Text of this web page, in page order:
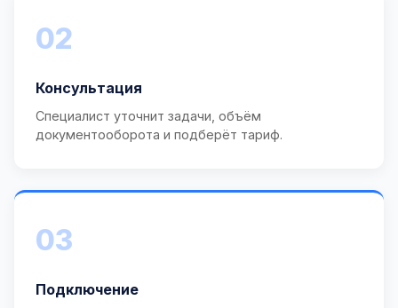
02
Консультация
Специалист уточнит задачи, объём
документооборота и подберёт тариф.
03
Подключение